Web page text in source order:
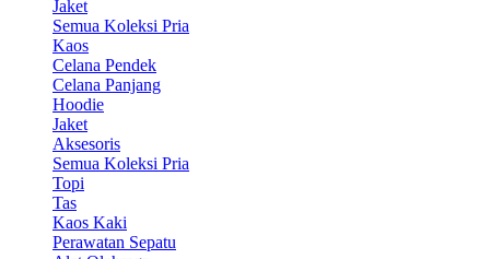
Jaket
Semua Koleksi Pria
Kaos
Celana Pendek
Celana Panjang
Hoodie
Jaket
Aksesoris
Semua Koleksi Pria
Topi
Tas
Kaos Kaki
Perawatan Sepatu